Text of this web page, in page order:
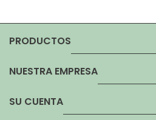
PRODUCTOS
NUESTRA EMPRESA
SU CUENTA